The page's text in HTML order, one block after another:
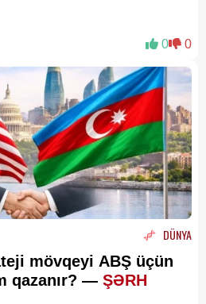
0 0
DÜNYA
mövqeyi ABŞ üçün
qazanır? — ŞƏRH